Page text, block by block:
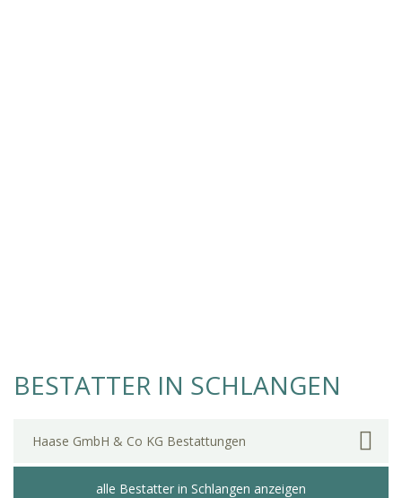
BESTATTER IN SCHLANGEN
Haase GmbH & Co KG Bestattungen
alle Bestatter in Schlangen anzeigen